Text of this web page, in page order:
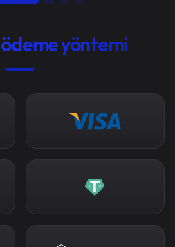
ödeme yöntemi